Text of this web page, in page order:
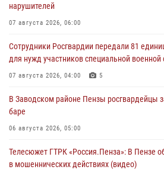
нарушителей
07 августа 2026, 06:00
Сотрудники Росгвардии передали 81
для нужд участников специальной военной
07 августа 2026, 04:00 5
В Заводском районе Пензы росгвардейцы
баре
06 августа 2026, 05:00
Телесюжет ГТРК «Россия.Пенза»: В Пензе
в мошеннических действиях (видео)